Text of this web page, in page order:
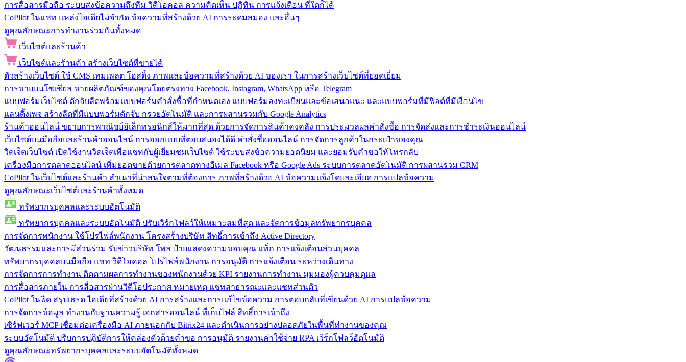
การสื่อสารมือถือ ระบบส่งข้อความถึงทีม วิดีโอคอล ความคิดเห็น ปฏิทิน การแจ้งเตือน ที่ใดก็ได้
CoPilot ในแชท แหล่งไอเดียไม่จำกัด ข้อความที่สร้างด้วย AI การระดมสมอง และอื่นๆ
ดูคุณลักษณะการทำงานร่วมกันทั้งหมด
เว็บไซต์และร้านค้า
เว็บไซต์และร้านค้า สร้างเว็บไซต์ที่ขายได้
ตัวสร้างเว็บไซต์ ใช้ CMS เทมเพลต โฮสติ้ง ภาพและข้อความที่สร้างด้วย AI ของเรา ในการสร้างเว็บไซต์ที่ยอดเยี่ยม
การขายบนโซเชียล ขายผลิตภัณฑ์ของคุณโดยตรงทาง Facebook, Instagram, WhatsApp หรือ Telegram
แบบฟอร์มเว็บไซต์ ดักจับลีดพร้อมแบบฟอร์มคำสั่งซื้อที่กำหนดเอง แบบฟอร์มลงทะเบียนและข้อเสนอแนะ และแบบฟอร์มที่มีฟิลด์ที่มีเงื่อนไข
แลนดิ้งเพจ สร้างลีดที่มีแบบฟอร์มดักจับ กรวยอัตโนมัติ และการผสานรวมกับ Google Analytics
ร้านค้าออนไลน์ ขยายการพาณิชย์อิเล็กทรอนิกส์ให้มากที่สุด ด้วยการจัดการสินค้าคงคลัง การประมวลผลคำสั่งซื้อ การจัดส่งและการชำระเงินออนไลน์
เว็บไซต์บนมือถือและร้านค้าออนไลน์ การออกแบบที่ตอบสนองได้ดี คำสั่งซื้อออนไลน์ การจัดการลูกค้าในกระเป๋าของคุณ
วิดเจ็ตเว็บไซต์ เปิดใช้งานวิดเจ็ตเพื่อแชทกับผู้เยี่ยมชมเว็บไซต์ ใช้ระบบส่งข้อความยอดนิยม และยอมรับคำขอให้โทรกลับ
เครื่องมือการตลาดออนไลน์ เพิ่มยอดขายด้วยการตลาดทางอีเมล Facebook หรือ Google Ads ระบบการตลาดอัตโนมัติ การผสานรวม CRM
CoPilot ในเว็บไซต์และร้านค้า สำเนาที่น่าสนใจตามที่ต้องการ ภาพที่สร้างด้วย AI ข้อความแจ้งโดยละเอียด การแปลข้อความ
ดูคุณลักษณะเว็บไซต์และร้านค้าทั้งหมด
ทรัพยากรบุคคลและระบบอัตโนมัติ
ทรัพยากรบุคคลและระบบอัตโนมัติ ปรับเวิร์กโฟลว์ให้เหมาะสมที่สุด และจัดการข้อมูลทรัพยากรบุคคล
การจัดการพนักงาน ใช้โปรไฟล์พนักงาน โครงสร้างบริษัท สิทธิ์การเข้าถึง Active Directory
วัฒนธรรมและการมีส่วนร่วม รับข่าวบริษัท โพล ป้ายแสดงความขอบคุณ แท็ก การแจ้งเตือนส่วนบุคคล
ทรัพยากรบุคคลบนมือถือ แชท วิดีโอคอล โปรไฟล์พนักงาน การอนุมัติ การแจ้งเตือน ระหว่างเดินทาง
การจัดการการทำงาน ติดตามผลการทำงานของพนักงานด้วย KPI รายงานการทำงาน มุมมองผู้ควบคุมดูแล
การสื่อสารภายใน การสื่อสารผ่านวิดีโอประกาศ หมายเหตุ แชทสาธารณะและแชทส่วนตัว
CoPilot ในฟีด สรุปเธรด ไอเดียที่สร้างด้วย AI การสร้างและการแก้ไขข้อความ การตอบกลับที่เขียนด้วย AI การแปลข้อความ
การจัดการข้อมูล ทำงานกับฐานความรู้ เอกสารออนไลน์ ที่เก็บไฟล์ สิทธิ์การเข้าถึง
เซิร์ฟเวอร์ MCP เชื่อมต่อเครื่องมือ AI ภายนอกกับ Bitrix24 และดำเนินการอย่างปลอดภัยในพื้นที่ทำงานของคุณ
ระบบอัตโนมัติ ปรับการปฏิบัติการให้คล่องตัวด้วยคำขอ การอนุมัติ รายงานค่าใช้จ่าย RPA เวิร์กโฟลว์อัตโนมัติ
ดูคุณลักษณะทรัพยากรบุคคลและระบบอัตโนมัติทั้งหมด